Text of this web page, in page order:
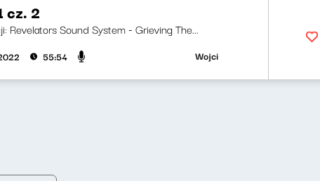
cz. 2
Revelators Sound System - Grieving The...
55:54 Wojciech Waglewski, Bartosz "Fisz"